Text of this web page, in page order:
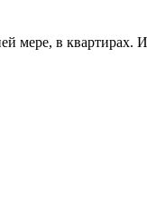
мере, в квартирах.